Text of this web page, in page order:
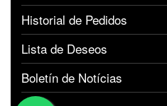
Historial de Pedidos
Lista de Deseos
Boletín de Notícias